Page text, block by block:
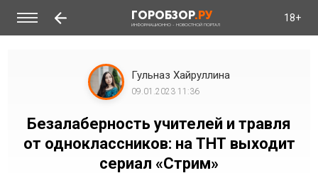
ГОРОБЗОР.РУ
ИНФОРМАЦИОННО - НОВОСТНОЙ ПОРТАЛ
18+
Гульназ Хайруллина
09.01.2023 11:36
Безалаберность учителей и травля
от одноклассников: на ТНТ выходит
сериал «Стрим»